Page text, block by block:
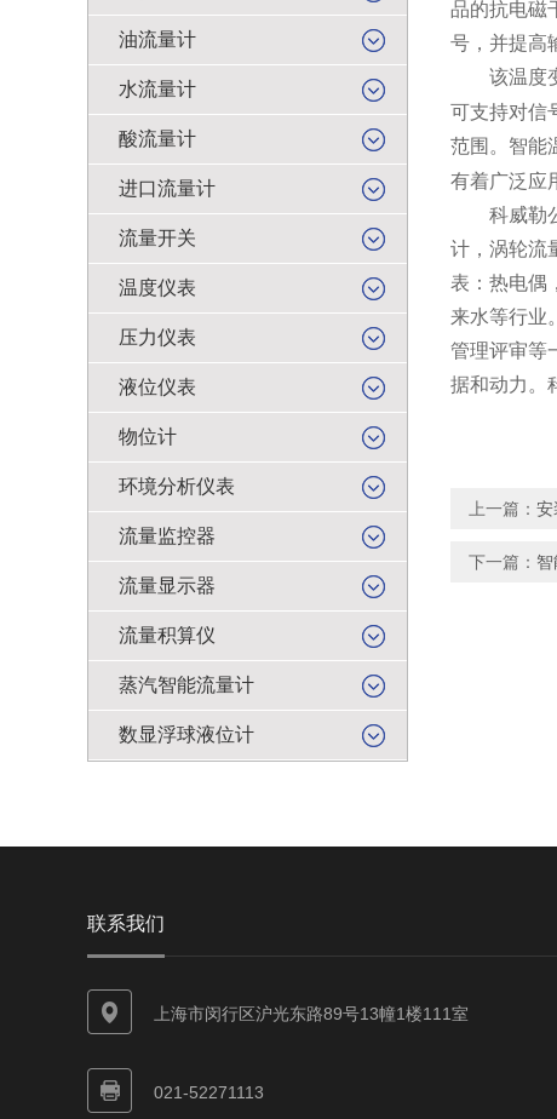
油流量计
水流量计
酸流量计
进口流量计
流量开关
温度仪表
压力仪表
液位仪表
物位计
环境分析仪表
流量监控器
流量显示器
流量积算仪
蒸汽智能流量计
数显浮球液位计
品的抗电磁
号，并提高
该温度变
可支持对信
范围。智能
有着广泛应
科威勒公
计，涡轮流
表：热电偶
来水等行业
管理评审等
据和动力。
上一篇： 安
下一篇：
联系我们
上海市闵行区沪光东路89号13幢1楼111室
021-52271113